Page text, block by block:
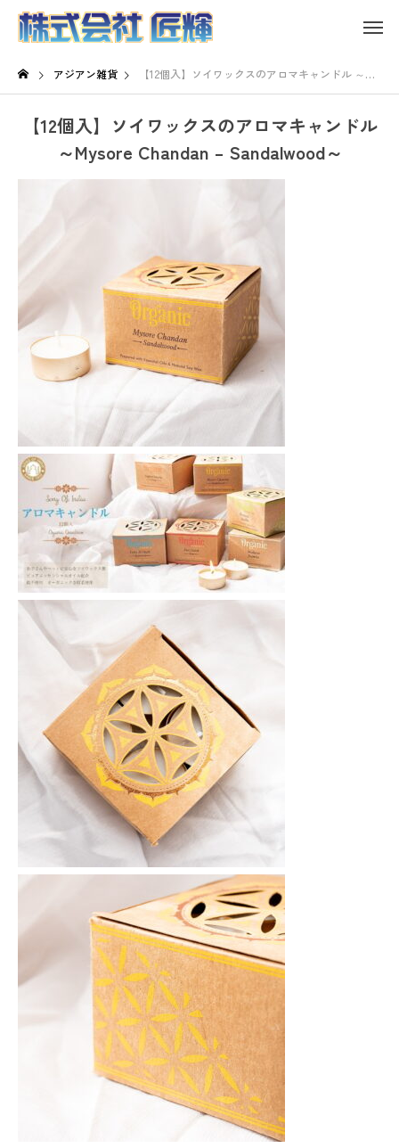
アジアン雑貨 【12個入】ソイワックスのアロマキャンドル ～Mysore Chandan – Sandalwood～
【12個入】ソイワックスのアロマキャンドル
～Mysore Chandan – Sandalwood～